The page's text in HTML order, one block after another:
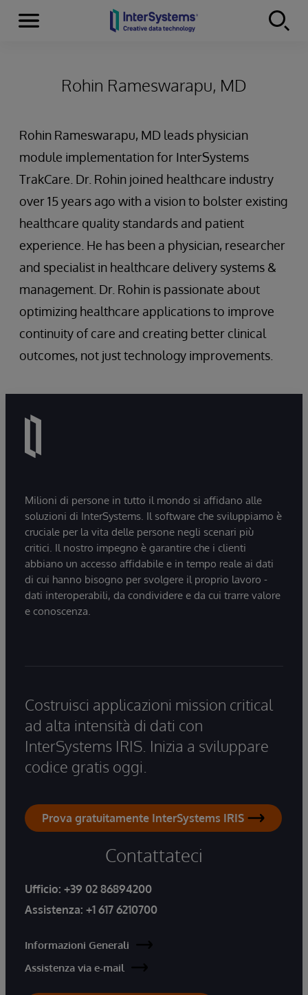
Skip to content
Menu
Rohin Rameswarapu, MD
Rohin Rameswarapu, MD leads physician
module implementation for InterSystems
TrakCare. Dr. Rohin joined healthcare industry
over 15 years ago with a vision to bolster existing
healthcare quality standards and patient
experience. He has been a physician, researcher
and specialist in healthcare delivery systems &
management. Dr. Rohin is passionate about
optimizing healthcare applications to improve
continuity of care and creating better clinical
outcomes, not just technology improvements.
Milioni di persone in tutto il mondo si affidano alle
soluzioni di InterSystems. Il software che sviluppiamo è
cruciale per la vita delle persone negli scenari più
critici. Il nostro impegno è garantire che i clienti
abbiano un accesso affidabile e in tempo reale ai dati
di cui hanno bisogno per svolgere il proprio lavoro -
dati interoperabili, da condividere e da cui trarre valore
e conoscenza.
Costruisci applicazioni mission critical
ad alta intensità di dati con
InterSystems IRIS. Inizia a sviluppare
codice gratis oggi.
Prova gratuitamente InterSystems IRIS
Contattateci
Ufficio: +39 02 86894200
Assistenza: +1 617 6210700
Informazioni Generali
Assistenza via e-mail